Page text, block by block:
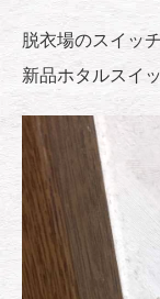
脱衣場のスイッ
新品ホタルスイ